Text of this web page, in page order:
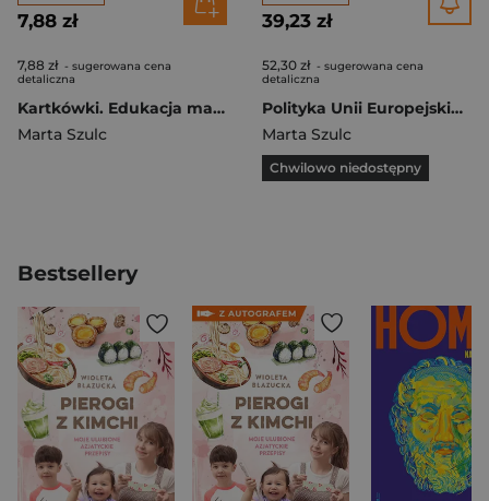
7,88 zł
7,88 zł - sugerowana cena
detaliczna
Kartkówki. Edukacja matematyczna SP 2
Marta Szulc
39,23 zł
52,30 zł - sugerowana cena
detaliczna
Polityka Unii Europejskiej wobec Regionu Morza Bałtyckiego
Marta Szulc
Chwilowo niedostępny
Bestsellery